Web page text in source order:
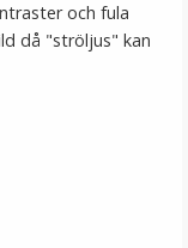
och fula
då "ströljus" kan